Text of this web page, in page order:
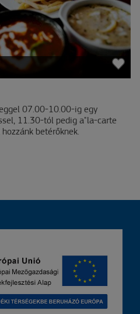
07.00-10.00-ig egy
11.30-tól pedig a"la-carte
betérőknek.